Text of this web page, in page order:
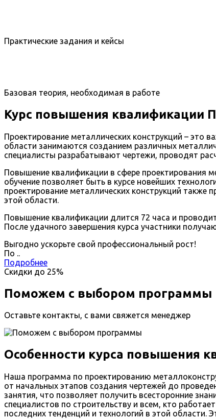
Практические задания и кейсы
Базовая теория, необходимая в работе
Курс повышения квалификации
Проектирование металлических конструкций – это
области занимаются созданием различных
специалисты разрабатывают чертежи, проводят
Повышение квалификации в сфере проектирования
обучение позволяет быть в курсе новейших
проектирование металлических конструкций
этой области.
Повышение квалификации длится 72 часа и
После удачного завершения курса участники
Выгодно ускорьте свой профессиональный рост!
По ..
Подробнее
Скидки до 25%
Поможем с выбором программы
Оставьте контакты, с вами свяжется менеджер
Особенности курса повышения
Наша программа по проектированию
от начальных этапов создания чертежей до
занятия, что позволяет получить всесторонние
специалистов по строительству и всем, кто
последних тенденций и технологий в этой